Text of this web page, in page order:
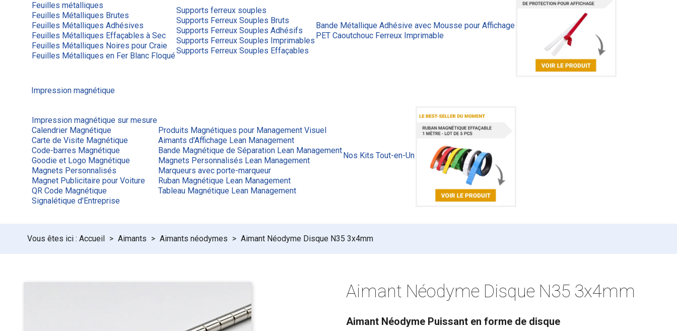
Feuilles métalliques
Feuilles Métalliques Brutes
Feuilles Métalliques Adhésives
Feuilles Métalliques Effaçables à Sec
Feuilles Métalliques Noires pour Craie
Feuilles Métalliques en Fer Blanc Floqué
Supports ferreux souples
Supports Ferreux Souples Bruts
Supports Ferreux Souples Adhésifs
Supports Ferreux Souples Imprimables
Supports Ferreux Souples Effaçables
Bande Métallique Adhésive avec Mousse pour Affichage
PET Caoutchouc Ferreux Imprimable
Impression magnétique
Impression magnétique sur mesure
Calendrier Magnétique
Carte de Visite Magnétique
Code-barres Magnétique
Goodie et Logo Magnétique
Magnets Personnalisés
Magnet Publicitaire pour Voiture
QR Code Magnétique
Signalétique d'Entreprise
Produits Magnétiques pour Management Visuel
Aimants d'Affichage Lean Management
Bande Magnétique de Séparation Lean Management
Magnets Personnalisés Lean Management
Marqueurs avec porte-marqueur
Ruban Magnétique Lean Management
Tableau Magnétique Lean Management
Nos Kits Tout-en-Un
Accueil Aimants Aimants néodymes Aimant Néodyme Disque N35 3x4mm
Aimant Néodyme Disque N35 3x4mm
Aimant Néodyme Puissant en forme de disque